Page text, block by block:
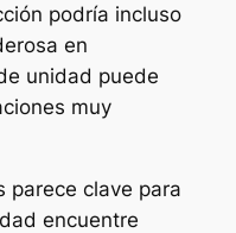
podría incluso
en
unidad puede
muy
parece clave para
encuentre